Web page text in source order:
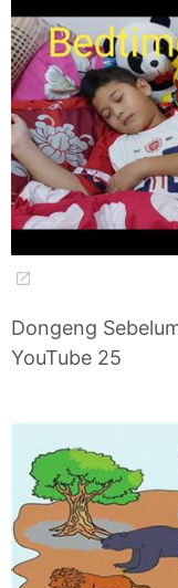
Dongeng
YouTube 25